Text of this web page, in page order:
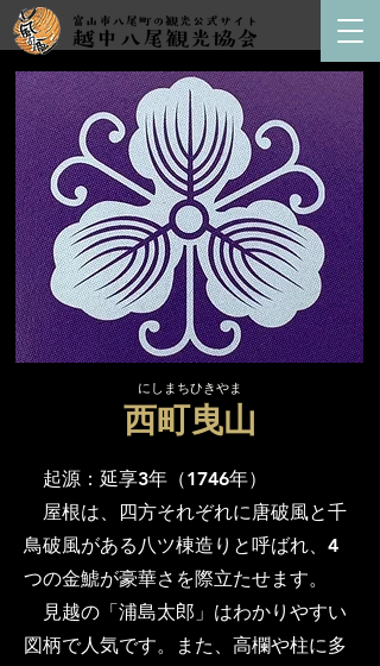
にしまちひきやま
​西町曳山
起源 ​：延享3年（1746年）
屋根は、四方それぞれに唐破風と千
鳥破風がある八ツ棟造りと呼ばれ、4
つの金鯱が豪華さを際立たせます。
​ 見越の「浦島太郎」はわかりやすい
図柄で人気です。また、高欄や柱に多